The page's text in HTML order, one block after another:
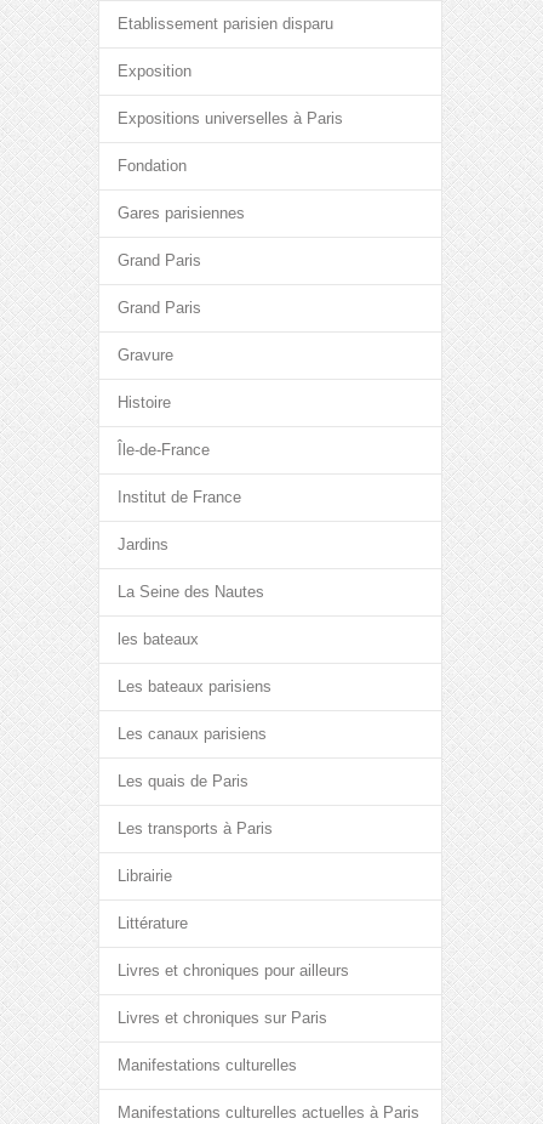
Etablissement parisien disparu
Exposition
Expositions universelles à Paris
Fondation
Gares parisiennes
Grand Paris
Grand Paris
Gravure
Histoire
Île-de-France
Institut de France
Jardins
La Seine des Nautes
les bateaux
Les bateaux parisiens
Les canaux parisiens
Les quais de Paris
Les transports à Paris
Librairie
Littérature
Livres et chroniques pour ailleurs
Livres et chroniques sur Paris
Manifestations culturelles
Manifestations culturelles actuelles à Paris